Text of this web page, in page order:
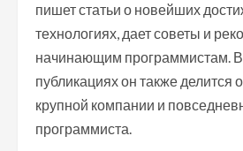
пишет статьи о новейших
технологиях, дает советы и
начинающим программистам.
публикациях он также делится
крупной компании и
программиста.